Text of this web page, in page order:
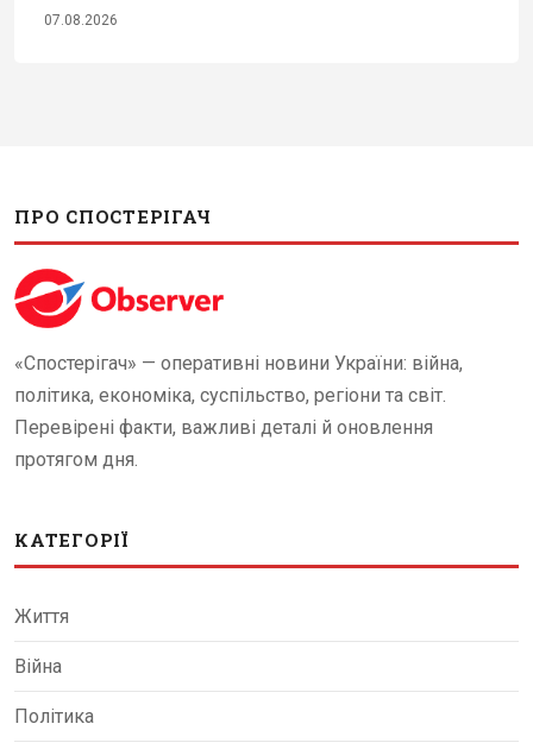
07.08.2026
ПРО СПОСТЕРІГАЧ
«Спостерігач» — оперативні новини України: війна,
політика, економіка, суспільство, регіони та світ.
Перевірені факти, важливі деталі й оновлення
протягом дня.
КАТЕГОРІЇ
Життя
Війна
Політика